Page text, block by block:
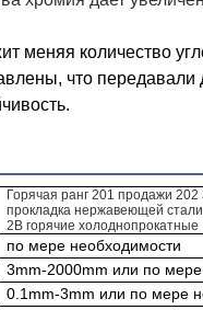
меняя количество
что
Горячая ранг 201 продажи
прокладка нержавеющей
2B горячие холоднопрокатные
по мере необходимости
3mm-2000mm или по
0.1mm-3mm или по мере